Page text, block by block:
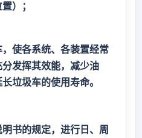
）；
使各系统、各装置经常
发挥其效能，减少油
垃圾车的使用寿命。
书的规定，进行日、周